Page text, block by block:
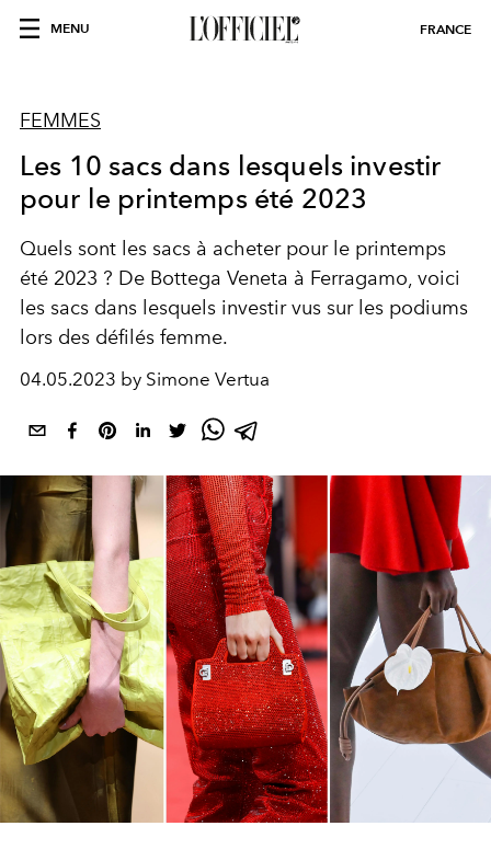
MENU FRANCE
FEMMES
Les 10 sacs dans lesquels investir
pour le printemps été 2023
Quels sont les sacs à acheter pour le printemps
été 2023 ? De Bottega Veneta à Ferragamo, voici
les sacs dans lesquels investir vus sur les podiums
lors des défilés femme.
04.05.2023 by Simone Vertua